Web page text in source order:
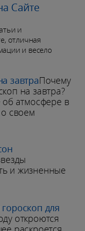
Сайте
и
отличная
и весело
завтраПочему
на завтра?
об атмосфере в
своем
и жизненные
для
откроются